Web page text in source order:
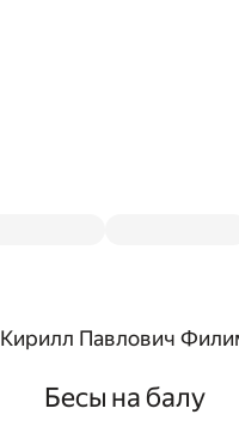
Кирилл Павлович
Бесы на балу